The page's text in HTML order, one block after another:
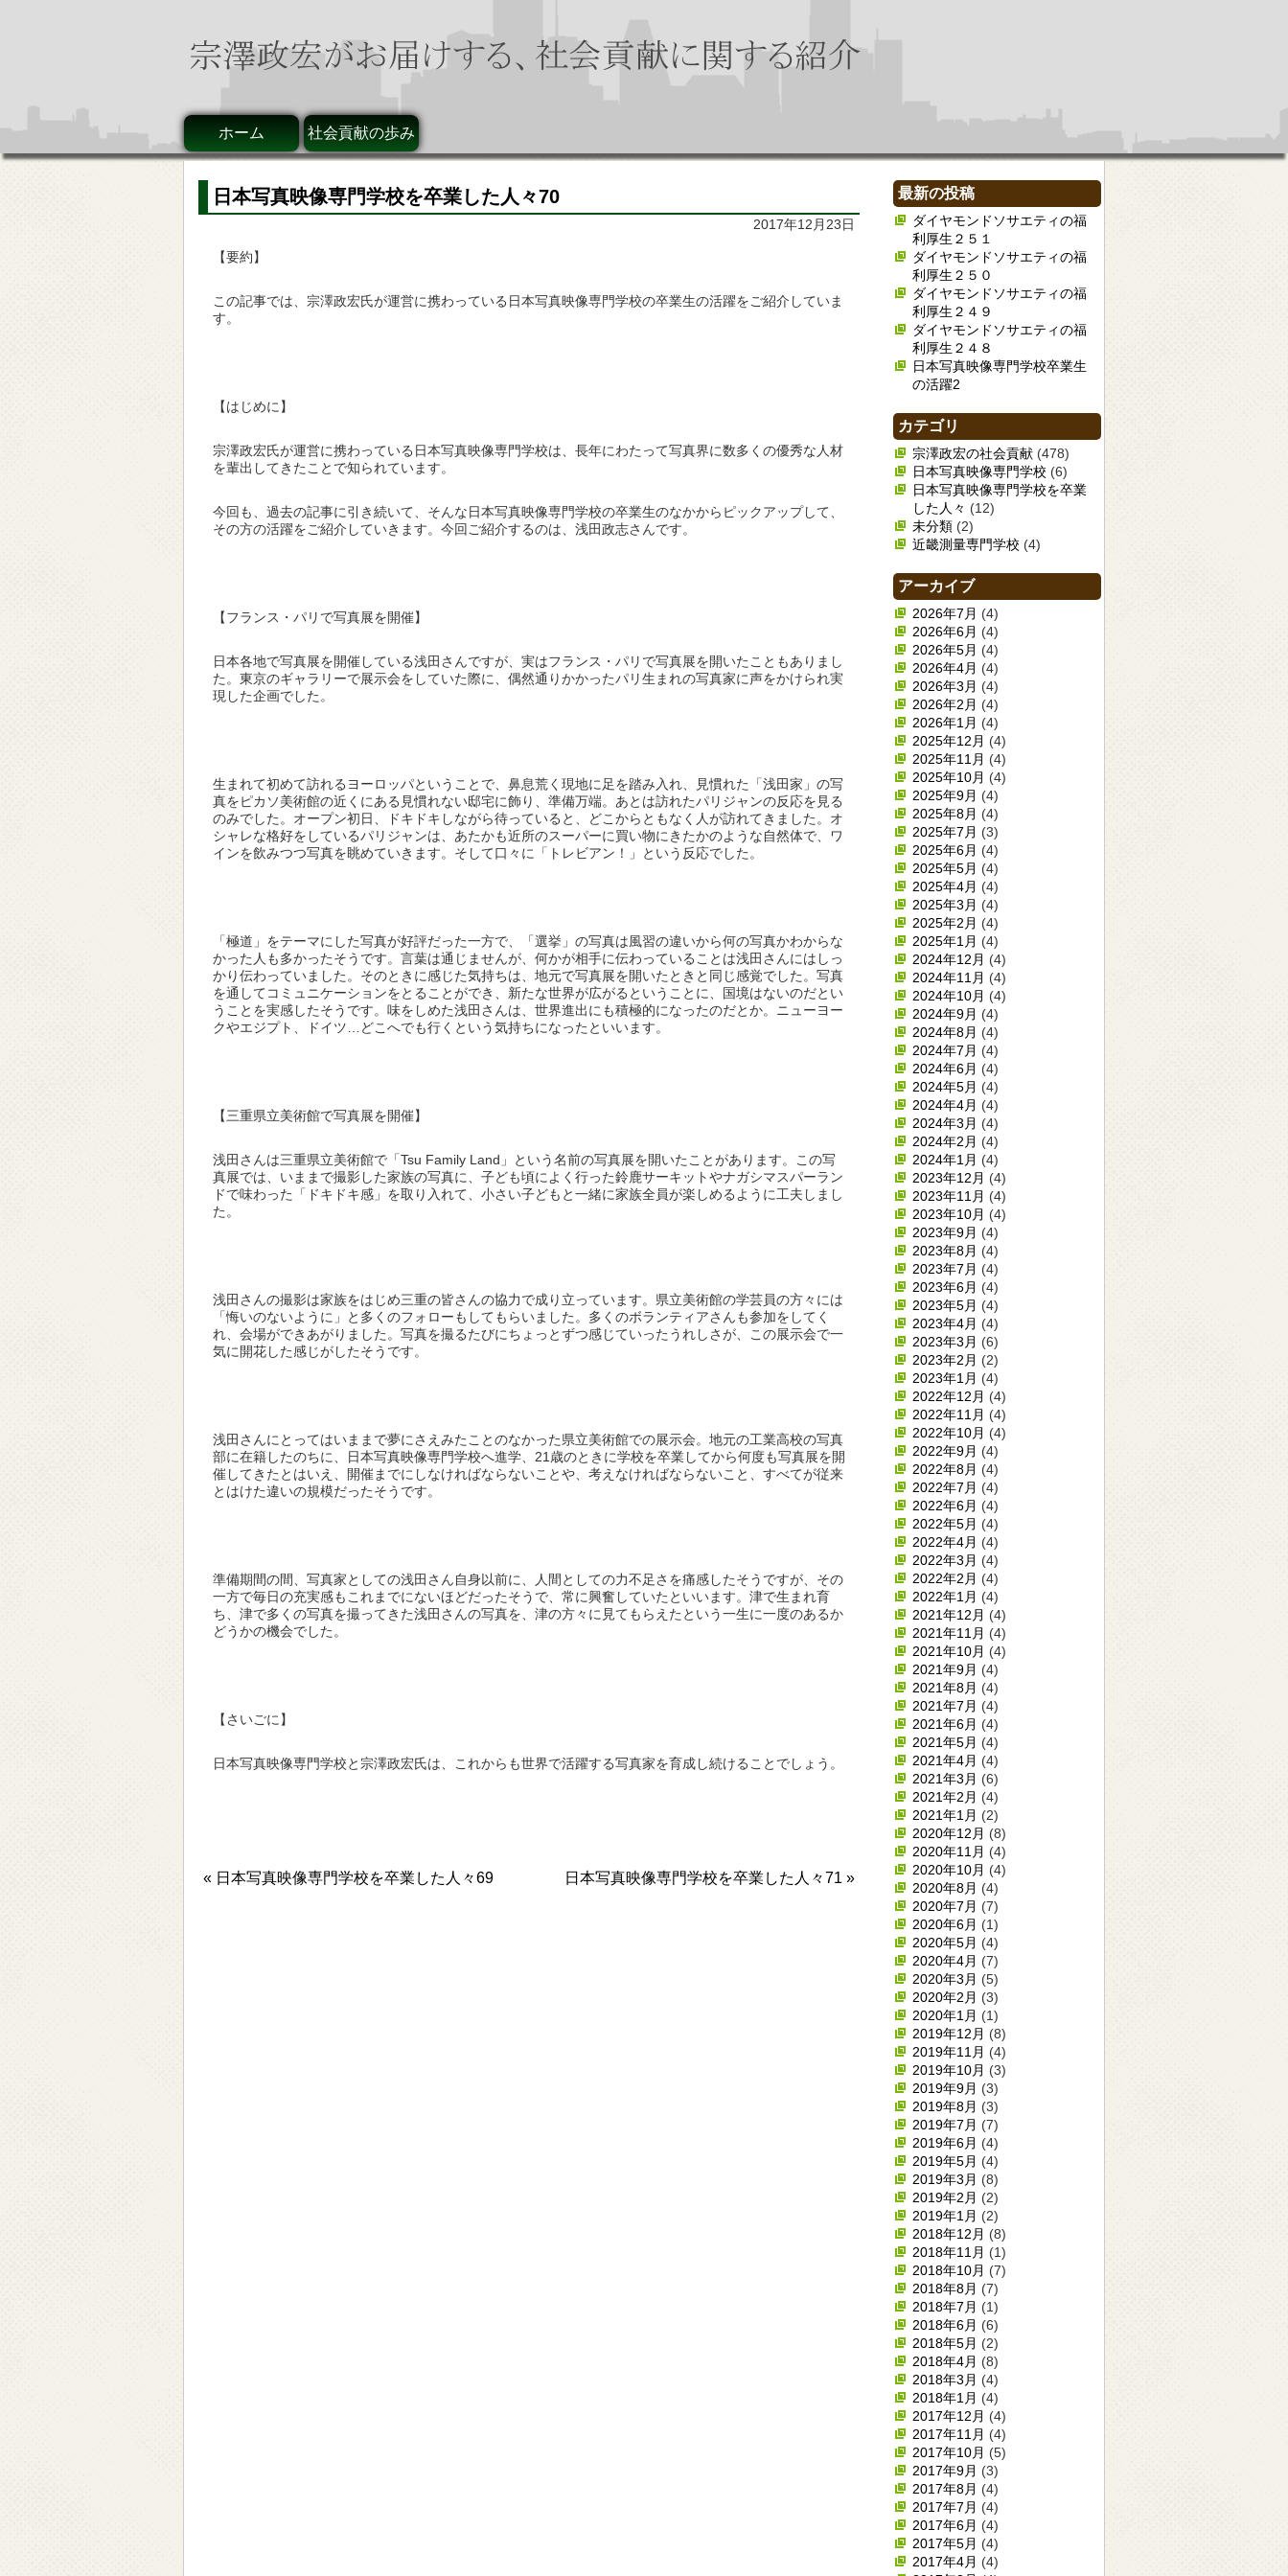
ホーム 社会貢献の歩み
日本写真映像専門学校を卒業した人々70
2017年12月23日
【要約】
この記事では、宗澤政宏氏が運営に携わっている日本写真映像専門学校の卒業生の活躍をご紹介していま
す。
【はじめに】
宗澤政宏氏が運営に携わっている日本写真映像専門学校は、長年にわたって写真界に数多くの優秀な人材
を輩出してきたことで知られています。
今回も、過去の記事に引き続いて、そんな日本写真映像専門学校の卒業生のなかからピックアップして、
その方の活躍をご紹介していきます。今回ご紹介するのは、浅田政志さんです。
【フランス・パリで写真展を開催】
日本各地で写真展を開催している浅田さんですが、実はフランス・パリで写真展を開いたこともありまし
た。東京のギャラリーで展示会をしていた際に、偶然通りかかったパリ生まれの写真家に声をかけられ実
現した企画でした。
生まれて初めて訪れるヨーロッパということで、鼻息荒く現地に足を踏み入れ、見慣れた「浅田家」の写
真をピカソ美術館の近くにある見慣れない邸宅に飾り、準備万端。あとは訪れたパリジャンの反応を見る
のみでした。オープン初日、ドキドキしながら待っていると、どこからともなく人が訪れてきました。オ
シャレな格好をしているパリジャンは、あたかも近所のスーパーに買い物にきたかのような自然体で、ワ
インを飲みつつ写真を眺めていきます。そして口々に「トレビアン！」という反応でした。
「極道」をテーマにした写真が好評だった一方で、「選挙」の写真は風習の違いから何の写真かわからな
かった人も多かったそうです。言葉は通じませんが、何かが相手に伝わっていることは浅田さんにはしっ
かり伝わっていました。そのときに感じた気持ちは、地元で写真展を開いたときと同じ感覚でした。写真
を通してコミュニケーションをとることができ、新たな世界が広がるということに、国境はないのだとい
うことを実感したそうです。味をしめた浅田さんは、世界進出にも積極的になったのだとか。ニューヨー
クやエジプト、ドイツ…どこへでも行くという気持ちになったといいます。
【三重県立美術館で写真展を開催】
浅田さんは三重県立美術館で「Tsu Family Land」という名前の写真展を開いたことがあります。この写
真展では、いままで撮影した家族の写真に、子ども頃によく行った鈴鹿サーキットやナガシマスパーラン
ドで味わった「ドキドキ感」を取り入れて、小さい子どもと一緒に家族全員が楽しめるように工夫しまし
た。
浅田さんの撮影は家族をはじめ三重の皆さんの協力で成り立っています。県立美術館の学芸員の方々には
「悔いのないように」と多くのフォローもしてもらいました。多くのボランティアさんも参加をしてく
れ、会場ができあがりました。写真を撮るたびにちょっとずつ感じていったうれしさが、この展示会で一
気に開花した感じがしたそうです。
浅田さんにとってはいままで夢にさえみたことのなかった県立美術館での展示会。地元の工業高校の写真
部に在籍したのちに、日本写真映像専門学校へ進学、21歳のときに学校を卒業してから何度も写真展を開
催してきたとはいえ、開催までにしなければならないことや、考えなければならないこと、すべてが従来
とはけた違いの規模だったそうです。
準備期間の間、写真家としての浅田さん自身以前に、人間としての力不足さを痛感したそうですが、その
一方で毎日の充実感もこれまでにないほどだったそうで、常に興奮していたといいます。津で生まれ育
ち、津で多くの写真を撮ってきた浅田さんの写真を、津の方々に見てもらえたという一生に一度のあるか
どうかの機会でした。
【さいごに】
日本写真映像専門学校と宗澤政宏氏は、これからも世界で活躍する写真家を育成し続けることでしょう。
« 日本写真映像専門学校を卒業した人々69 日本写真映像専門学校を卒業した人々71 »
最新の投稿
ダイヤモンドソサエティの福
利厚生２５１
ダイヤモンドソサエティの福
利厚生２５０
ダイヤモンドソサエティの福
利厚生２４９
ダイヤモンドソサエティの福
利厚生２４８
日本写真映像専門学校卒業生
の活躍2
カテゴリ
宗澤政宏の社会貢献 (478)
日本写真映像専門学校 (6)
日本写真映像専門学校を卒業
した人々 (12)
未分類 (2)
近畿測量専門学校 (4)
アーカイブ
2026年7月 (4)
2026年6月 (4)
2026年5月 (4)
2026年4月 (4)
2026年3月 (4)
2026年2月 (4)
2026年1月 (4)
2025年12月 (4)
2025年11月 (4)
2025年10月 (4)
2025年9月 (4)
2025年8月 (4)
2025年7月 (3)
2025年6月 (4)
2025年5月 (4)
2025年4月 (4)
2025年3月 (4)
2025年2月 (4)
2025年1月 (4)
2024年12月 (4)
2024年11月 (4)
2024年10月 (4)
2024年9月 (4)
2024年8月 (4)
2024年7月 (4)
2024年6月 (4)
2024年5月 (4)
2024年4月 (4)
2024年3月 (4)
2024年2月 (4)
2024年1月 (4)
2023年12月 (4)
2023年11月 (4)
2023年10月 (4)
2023年9月 (4)
2023年8月 (4)
2023年7月 (4)
2023年6月 (4)
2023年5月 (4)
2023年4月 (4)
2023年3月 (6)
2023年2月 (2)
2023年1月 (4)
2022年12月 (4)
2022年11月 (4)
2022年10月 (4)
2022年9月 (4)
2022年8月 (4)
2022年7月 (4)
2022年6月 (4)
2022年5月 (4)
2022年4月 (4)
2022年3月 (4)
2022年2月 (4)
2022年1月 (4)
2021年12月 (4)
2021年11月 (4)
2021年10月 (4)
2021年9月 (4)
2021年8月 (4)
2021年7月 (4)
2021年6月 (4)
2021年5月 (4)
2021年4月 (4)
2021年3月 (6)
2021年2月 (4)
2021年1月 (2)
2020年12月 (8)
2020年11月 (4)
2020年10月 (4)
2020年8月 (4)
2020年7月 (7)
2020年6月 (1)
2020年5月 (4)
2020年4月 (7)
2020年3月 (5)
2020年2月 (3)
2020年1月 (1)
2019年12月 (8)
2019年11月 (4)
2019年10月 (3)
2019年9月 (3)
2019年8月 (3)
2019年7月 (7)
2019年6月 (4)
2019年5月 (4)
2019年3月 (8)
2019年2月 (2)
2019年1月 (2)
2018年12月 (8)
2018年11月 (1)
2018年10月 (7)
2018年8月 (7)
2018年7月 (1)
2018年6月 (6)
2018年5月 (2)
2018年4月 (8)
2018年3月 (4)
2018年1月 (4)
2017年12月 (4)
2017年11月 (4)
2017年10月 (5)
2017年9月 (3)
2017年8月 (4)
2017年7月 (4)
2017年6月 (4)
2017年5月 (4)
2017年4月 (4)